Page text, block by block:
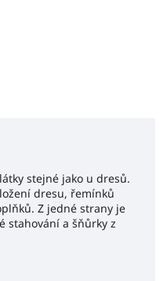
stejné jako u dresů.
dresu, řemínků
Z jedné strany je
stahování a šňůrky z